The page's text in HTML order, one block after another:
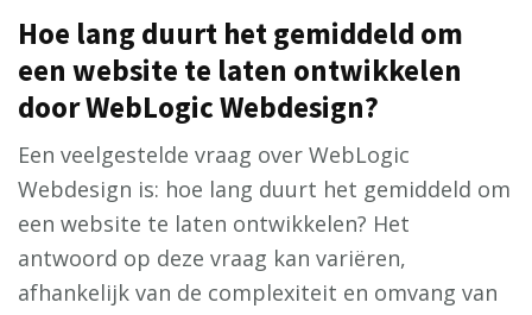
Hoe lang duurt het gemiddeld om
een website te laten ontwikkelen
door WebLogic Webdesign?
Een veelgestelde vraag over WebLogic
Webdesign is: hoe lang duurt het gemiddeld om
een website te laten ontwikkelen? Het
antwoord op deze vraag kan variëren,
afhankelijk van de complexiteit en omvang van